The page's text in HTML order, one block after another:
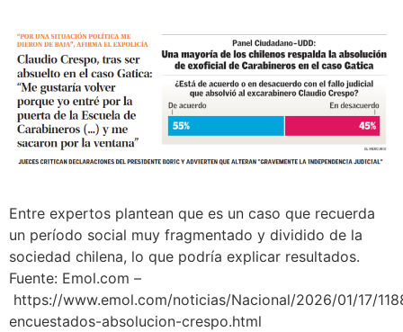
Entre expertos plantean que es un caso que recuerda
un período social muy fragmentado y dividido de la
sociedad chilena, lo que podría explicar resultados.
Fuente: Emol.com –
https://www.emol.com/noticias/Nacional/2026/01/17/
encuestados-absolucion-crespo.html